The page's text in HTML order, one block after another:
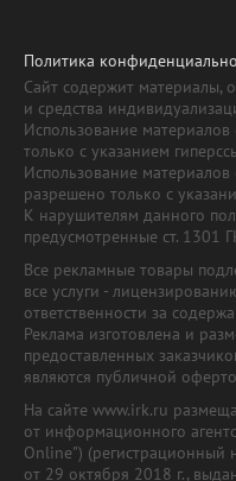
Политика
Сайт содержит материалы,
и средства
Использование
только с указанием
Использование
разрешено только с
К нарушителям данного
предусмотренные ст. 1301
Все рекламные товары
все услуги -
ответственности за
Реклама изготовлена и
предоставленных
являются публичной
На сайте www.irk.ru
от информационного
Online")
от 29 октября 2018 г.,